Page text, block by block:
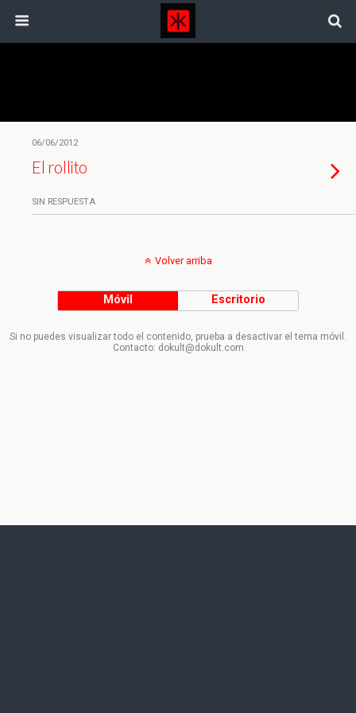
06/06/2012
El rollito
SIN RESPUESTA
Volver arriba
Móvil Escritorio
Si no puedes visualizar todo el contenido, prueba a desactivar el tema móvil.
Contacto: dokult@dokult.com